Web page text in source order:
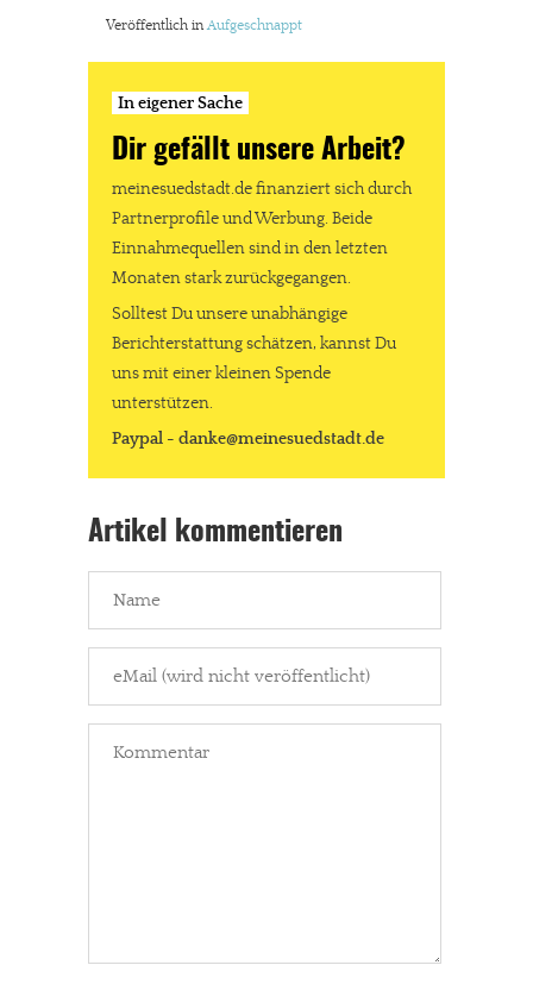
Veröffentlich inAufgeschnappt
In eigener Sache
Dir gefällt unsere Arbeit?
meinesuedstadt.de finanziert sich durch
Partnerprofile und Werbung. Beide
Einnahmequellen sind in den letzten
Monaten stark zurückgegangen.
Solltest Du unsere unabhängige
Berichterstattung schätzen, kannst Du
uns mit einer kleinen Spende
unterstützen.
Paypal - danke@meinesuedstadt.de
Artikel kommentieren